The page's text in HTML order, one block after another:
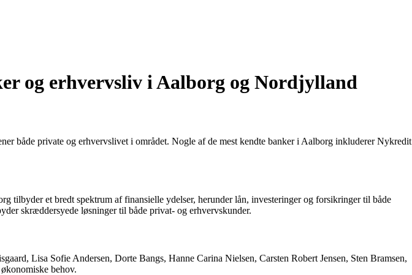
og erhvervsliv i Aalborg og Nordjylland
både private og erhvervslivet i området. Nogle af de mest kendte banker i Aalborg inkluderer Nykredit
et bredt spektrum af finansielle ydelser, herunder lån, investeringer og forsikringer til både
skræddersyede løsninger til både privat- og erhvervskunder.
Lisa Sofie Andersen, Dorte Bangs, Hanne Carina Nielsen, Carsten Robert Jensen, Sten Bramsen,
behov.